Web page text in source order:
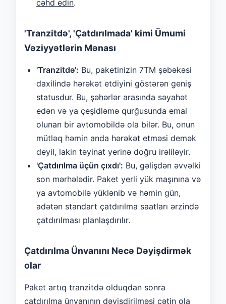
cəhd edin.
'Tranzitdə', 'Çatdırılmada' kimi Ümumi
Vəziyyətlərin Mənası
'Tranzitdə': Bu, paketinizin 7TM şəbəkəsi
daxilində hərəkət etdiyini göstərən geniş
statusdur. Bu, şəhərlər arasında səyahət
edən və ya çeşidləmə qurğusunda emal
olunan bir avtomobildə ola bilər. Bu, onun
mütləq həmin anda hərəkət etməsi demək
deyil, lakin təyinat yerinə doğru irəliləyir.
'Çatdırılma üçün çıxdı': Bu, gəlişdən əvvəlki
son mərhələdir. Paket yerli yük maşınına və
ya avtomobilə yüklənib və həmin gün,
adətən standart çatdırılma saatları ərzində
çatdırılması planlaşdırılır.
Çatdırılma Ünvanını Necə Dəyişdirmək
olar
Paket artıq tranzitdə olduqdan sonra
çatdırılma ünvanının dəyişdirilməsi çətin ola